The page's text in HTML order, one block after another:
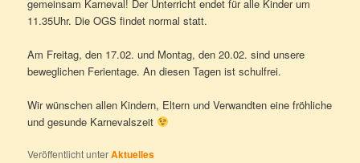
gemeinsam Karneval! Der Unterricht endet für alle Kinder um
11.35Uhr. Die OGS findet normal statt.
Am Freitag, den 17.02. und Montag, den 20.02. sind unsere
beweglichen Ferientage. An diesen Tagen ist schulfrei.
Wir wünschen allen Kindern, Eltern und Verwandten eine fröhliche
und gesunde Karnevalszeit
Veröffentlicht unterAktuelles